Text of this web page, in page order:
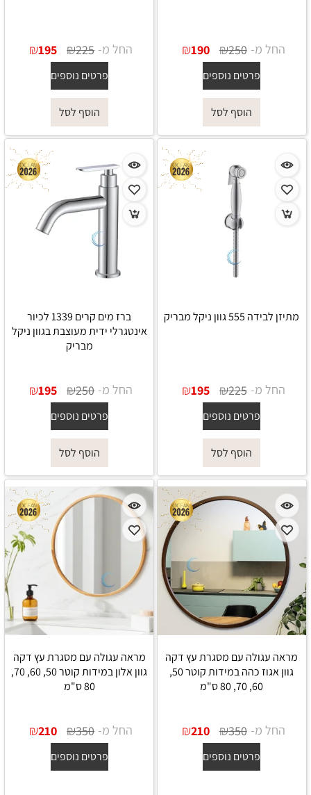
החל מ- ₪250
₪190
פרטים נוספים
הוסף לסל
החל מ- ₪225
₪195
פרטים נוספים
הוסף לסל
מתיזן לבידה 555 גוון ניקל מבריק
החל מ- ₪225
₪195
פרטים נוספים
הוסף לסל
ברז מים קרים 1339 לכיור
אינטגרלי ידית מעוצבת בגוון ניקל
מבריק
החל מ- ₪250
₪195
פרטים נוספים
הוסף לסל
מראה עגולה עם מסגרת עץ דקה
גוון אגוז כהה במידות קוטר 50,
60, 70, 80 ס"מ
החל מ- ₪350
₪210
פרטים נוספים
מראה עגולה עם מסגרת עץ דקה
גוון אלון במידות קוטר 50, 60, 70,
80 ס"מ
החל מ- ₪350
₪210
פרטים נוספים